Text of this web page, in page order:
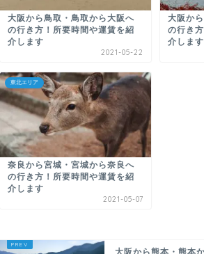
大阪から鳥取・鳥取から大阪へ
の行き方！所要時間や運賃を紹
介します
2021-05-22
大阪か
の行き
介します
東北エリア
奈良から宮城・宮城から奈良へ
の行き方！所要時間や運賃を紹
介します
2021-05-07